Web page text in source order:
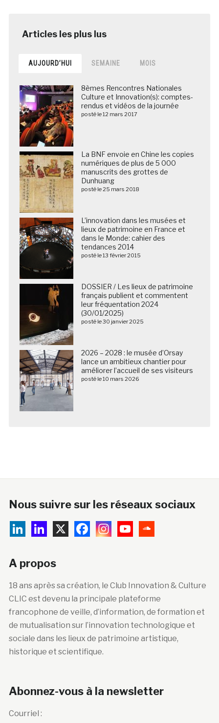
AUJOURD’HUI SEMAINE MOIS
8èmes Rencontres Nationales
Culture et Innovation(s): comptes-
rendus et vidéos de la journée
posté le 12 mars 2017
La BNF envoie en Chine les copies
numériques de plus de 5 000
manuscrits des grottes de
Dunhuang
posté le 25 mars 2018
L’innovation dans les musées et
lieux de patrimoine en France et
dans le Monde: cahier des
tendances 2014
posté le 13 février 2015
DOSSIER / Les lieux de patrimoine
français publient et commentent
leur fréquentation 2024
(30/01/2025)
posté le 30 janvier 2025
2026 – 2028 : le musée d’Orsay
lance un ambitieux chantier pour
améliorer l’accueil de ses visiteurs
posté le 10 mars 2026
Nous suivre sur les réseaux sociaux
A propos
18 ans après sa création, le Club Innovation & Culture
CLIC est devenu la principale plateforme
francophone de veille, d’information, de formation et
de mutualisation sur l’innovation technologique et
sociale dans les lieux de patrimoine artistique,
historique et scientifique.
Abonnez-vous à la newsletter
Courriel :